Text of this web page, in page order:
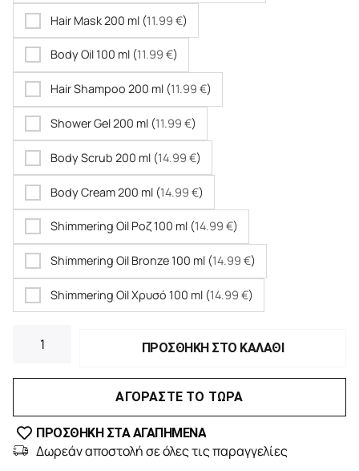
Hair Mask 200 ml (11.99 €)
Body Oil 100 ml (11.99 €)
Hair Shampoo 200 ml (11.99 €)
Shower Gel 200 ml (11.99 €)
Body Scrub 200 ml (14.99 €)
Body Cream 200 ml (14.99 €)
Shimmering Oil Ροζ 100 ml (14.99 €)
Shimmering Oil Bronze 100 ml (14.99 €)
Shimmering Oil Χρυσό 100 ml (14.99 €)
ΠΡΟΣΘΗΚΗ ΣΤΟ ΚΑΛΑΘΙ
ΑΓΟΡΑΣΤΕ ΤΟ ΤΩΡΑ
ΠΡΟΣΘΗΚΗ ΣΤΑ ΑΓΑΠΗΜΕΝΑ
Δωρεάν αποστολή σε όλες τις παραγγελίες